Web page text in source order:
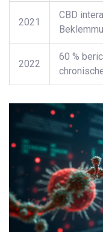
2021
CBD
2022
60 %